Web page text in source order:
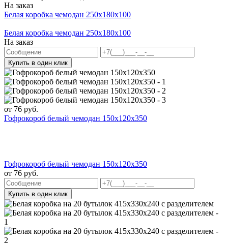
На заказ
Белая коробка чемодан 250x180x100
Белая коробка чемодан 250x180x100
На заказ
Купить в один клик
от 76 руб.
Гофрокороб белый чемодан 150х120х350
Гофрокороб белый чемодан 150х120х350
от 76 руб.
Купить в один клик